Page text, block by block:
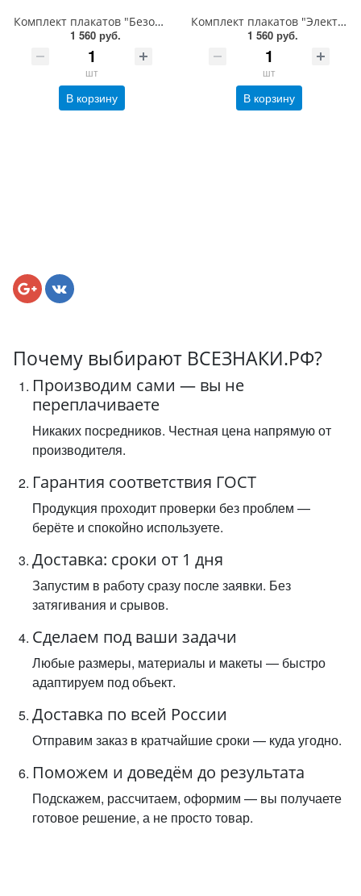
Комплект плакатов "Безопасность работ на высоте", A2, ламинированный, бумага, 3 листа
1 560 руб.
шт
В корзину
Комплект плакатов "Электробезопасность при напряжении до 1000 В", A2, ламинированный, бумага, 3 листа
1 560 руб.
шт
В корзину
Почему выбирают ВСЕЗНАКИ.РФ?
Производим сами — вы не
переплачиваете
Никаких посредников. Честная цена напрямую от
производителя.
Гарантия соответствия ГОСТ
Продукция проходит проверки без проблем —
берёте и спокойно используете.
Доставка: сроки от 1 дня
Запустим в работу сразу после заявки. Без
затягивания и срывов.
Сделаем под ваши задачи
Любые размеры, материалы и макеты — быстро
адаптируем под объект.
Доставка по всей России
Отправим заказ в кратчайшие сроки — куда угодно.
Поможем и доведём до результата
Подскажем, рассчитаем, оформим — вы получаете
готовое решение, а не просто товар.